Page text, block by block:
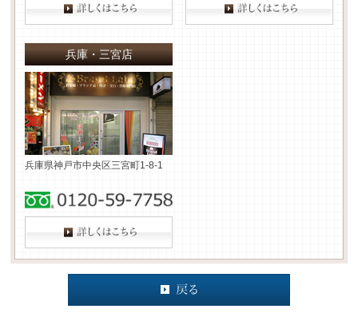
兵庫・三宮店
兵庫県神戸市中央区三宮町1-8-1